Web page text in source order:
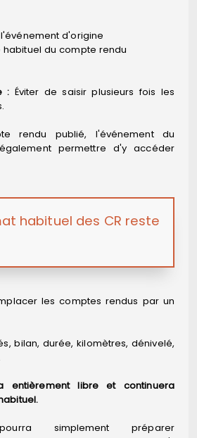
d'origine
habituel du compte rendu
: Éviter de saisir plusieurs fois les
rendu publié, l'événement du
permettre d'y accéder
habituel des CR reste
les comptes rendus par un
bilan, durée, kilomètres, dénivelé,
entièrement libre et continuera
simplement préparer